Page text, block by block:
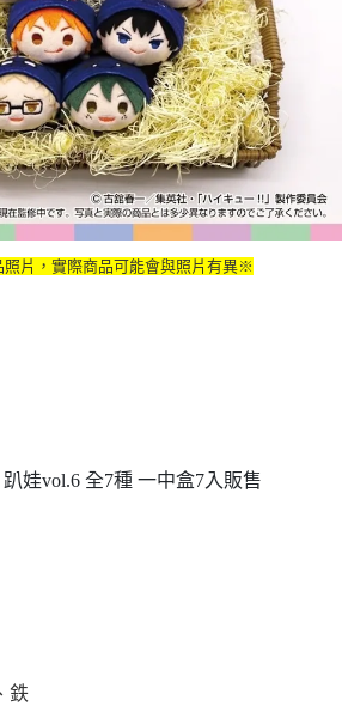
片，實際商品可能會與照片有異※
娃vol.6 全7種 一中盒7入販售
鉄